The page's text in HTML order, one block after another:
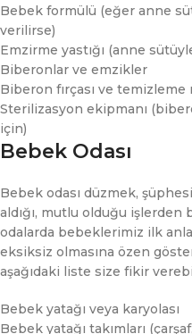
Bebek formülü (eğer anne
verilirse)
Emzirme yastığı (anne
Biberonlar ve emzikler
Biberon fırçası ve temizleme
Sterilizasyon ekipmanı
için)
Bebek Odası
Bebek odası düzmek,
aldığı, mutlu olduğu işlerden
odalarda bebeklerimiz ilk
eksiksiz olmasına özen
aşağıdaki liste size fikir
Bebek yatağı veya karyolası
Bebek yatağı takımları